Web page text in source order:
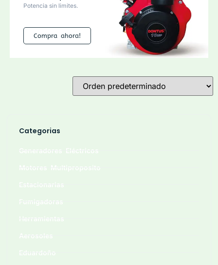
Categorias
Potencia sin limites.
Compra ahora!